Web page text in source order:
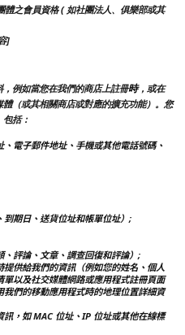
之會員資格 ( 如社團法人、俱樂部或其
]
例如當您在我們的商店上註冊時，或在
（或其相關商店或對應的擴充功能）。您
括：
電子郵件地址、手機或其他電話號碼、
期日、送貨位址和帳單位址）;
評論、文章、調查回復和評論）;
供給我們的資訊（例如您的姓名、個人
以及社交媒體網路或應用程式註冊頁面
們的移動應用程式時的地理位置詳細資
，如 MAC 位址、IP 位址或其他在線標